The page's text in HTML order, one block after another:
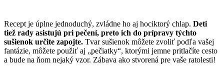
Recept je úplne jednoduchý, zvládne ho aj hociktorý chlap. Deti
tiež rady asistujú pri pečení, preto ich do prípravy týchto
sušienok určite zapojte. Tvar sušienok môžete zvoliť podľa vašej
fantázie, môžete použiť aj „pečiatky“, ktorými jemne pritlačíte cesto
a bude na ňom nejaký vzor. Zábava ako stvorená pre vaše ratolesti!